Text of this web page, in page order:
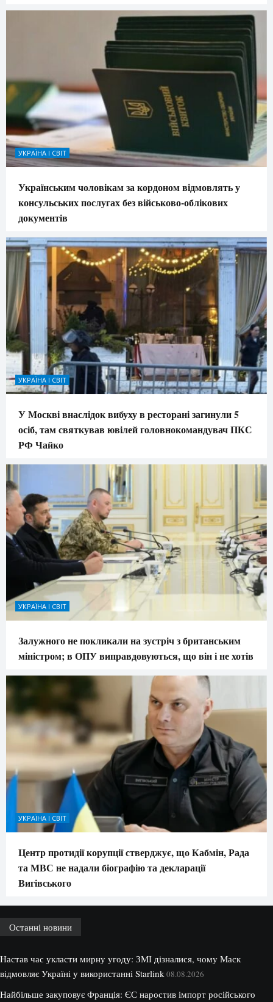
УКРАЇНА І СВІТ
Українським чоловікам за кордоном відмовлять у
консульських послугах без військово-облікових
документів
УКРАЇНА І СВІТ
У Москві внаслідок вибуху в ресторані загинули 5
осіб, там святкував ювілей головнокомандувач ПКС
РФ Чайко
УКРАЇНА І СВІТ
Залужного не покликали на зустріч з британським
міністром; в ОПУ виправдовуються, що він і не хотів
УКРАЇНА І СВІТ
Центр протидії корупції стверджує, що Кабмін, Рада
та МВС не надали біографію та декларації
Вигівського
Останні новини
Настав час укласти мирну угоду: ЗМІ дізналися, чому Маск
відмовляє Україні у використанні Starlink08.08.2026
Найбільше закуповує Франція: ЄС наростив імпорт російського